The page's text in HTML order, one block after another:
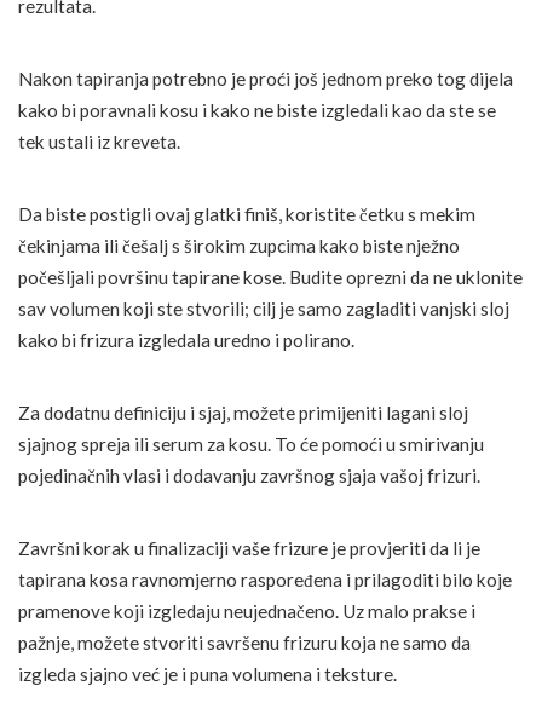
rezultata.
Nakon tapiranja potrebno je proći još jednom preko tog dijela
kako bi poravnali kosu i kako ne biste izgledali kao da ste se
tek ustali iz kreveta.
Da biste postigli ovaj glatki finiš, koristite četku s mekim
čekinjama ili češalj s širokim zupcima kako biste nježno
počešljali površinu tapirane kose. Budite oprezni da ne uklonite
sav volumen koji ste stvorili; cilj je samo zagladiti vanjski sloj
kako bi frizura izgledala uredno i polirano.
Za dodatnu definiciju i sjaj, možete primijeniti lagani sloj
sjajnog spreja ili serum za kosu. To će pomoći u smirivanju
pojedinačnih vlasi i dodavanju završnog sjaja vašoj frizuri.
Završni korak u finalizaciji vaše frizure je provjeriti da li je
tapirana kosa ravnomjerno raspoređena i prilagoditi bilo koje
pramenove koji izgledaju neujednačeno. Uz malo prakse i
pažnje, možete stvoriti savršenu frizuru koja ne samo da
izgleda sjajno već je i puna volumena i teksture.